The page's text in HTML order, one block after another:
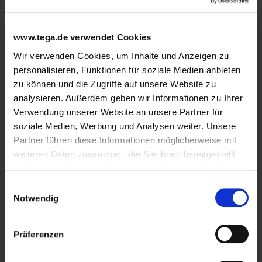
www.tega.de verwendet Cookies
Wir verwenden Cookies, um Inhalte und Anzeigen zu
personalisieren, Funktionen für soziale Medien anbieten
zu können und die Zugriffe auf unsere Website zu
analysieren. Außerdem geben wir Informationen zu Ihrer
Verwendung unserer Website an unsere Partner für
soziale Medien, Werbung und Analysen weiter. Unsere
Partner führen diese Informationen möglicherweise mit
weiteren Daten zusammen, die Sie ihnen bereitgestellt
Wir verwenden Cookies und andere Technologien auf
unserer Webseite. Einige von ihnen sind essenziell,
während andere uns helfen, diese Website und Ihre
Erfahrung zu verbessern. Cookies sind kleine Text-
Notwendig
Präferenzen
Einsatzgebiete
Notversorgung
Energiespartipps
Sicherheit und Umweltschutz
Zählerabrechnung
Autogas